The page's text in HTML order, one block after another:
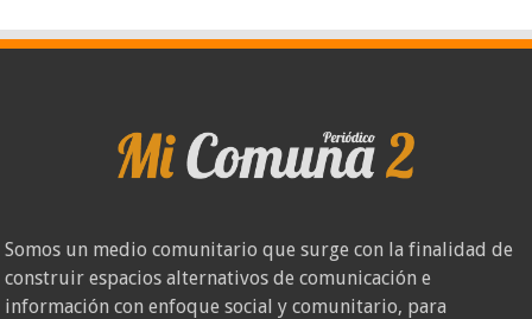
Somos un medio comunitario que surge con la finalidad de
construir espacios alternativos de comunicación e
información con enfoque social y comunitario, para